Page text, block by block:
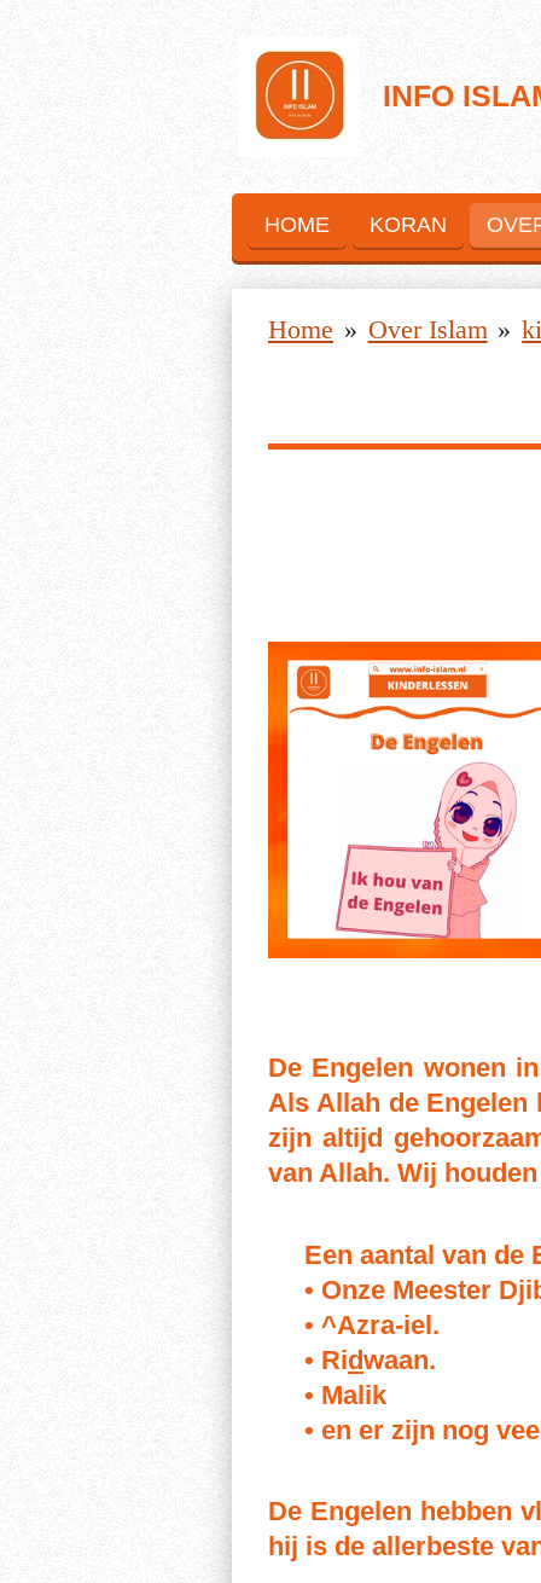
INFO
HOME KORAN
Home » Over Islam »
De Engelen wonen
Als Allah de Engelen
zijn altijd
van Allah. Wij
Een aantal van de
• Onze Meester
• ^Azra-iel.
• Ridwaan.
• Malik
• en er zijn nog
De Engelen hebben
hij is de allerbeste